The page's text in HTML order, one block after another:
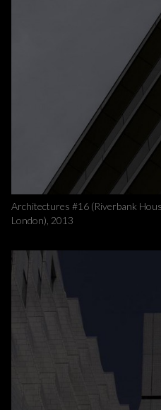
Architectures #16 (Riverbank
London), 2013